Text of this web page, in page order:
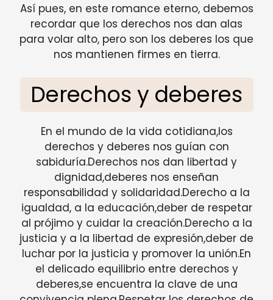
Así pues, en este romance eterno, debemos
recordar que los derechos nos dan alas
para volar alto, pero son los deberes los que
nos mantienen firmes en tierra.
Derechos y deberes
En el mundo de la vida cotidiana,los
derechos y deberes nos guían con
sabiduría.Derechos nos dan libertad y
dignidad,deberes nos enseñan
responsabilidad y solidaridad.Derecho a la
igualdad, a la educación,deber de respetar
al prójimo y cuidar la creación.Derecho a la
justicia y a la libertad de expresión,deber de
luchar por la justicia y promover la unión.En
el delicado equilibrio entre derechos y
deberes,se encuentra la clave de una